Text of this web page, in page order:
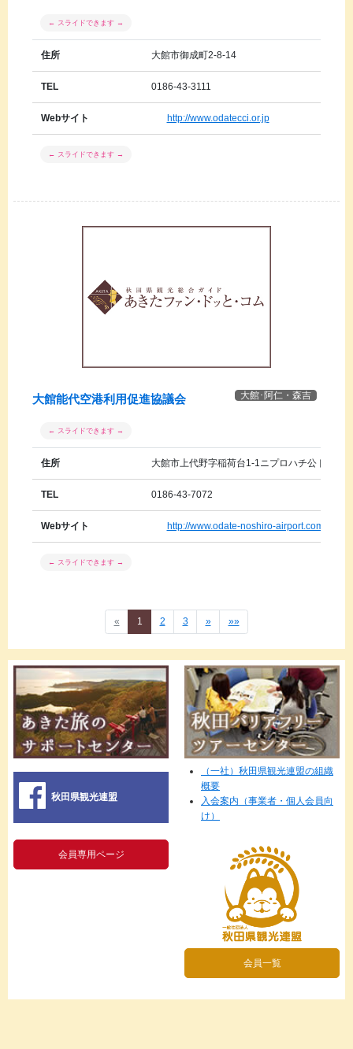
住所 大館市御成町2-8-14
TEL 0186-43-3111
Webサイト http://www.odatecci.or.jp
大館･阿仁・森吉
大館能代空港利用促進協議会
住所 大館市上代野字稲荷台1-1ニプロハチ公ドーム
TEL 0186-43-7072
Webサイト http://www.odate-noshiro-airport.com
« 1 2 3 » »»
秋田県観光連盟
（一社）秋田県観光連盟の組織
概要
入会案内（事業者・個人会員向
け）
会員専用ページ
会員一覧